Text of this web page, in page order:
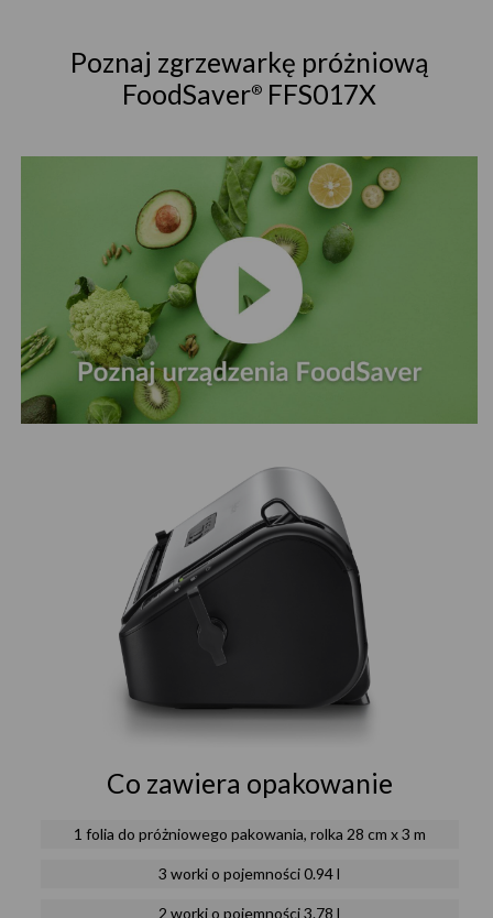
Poznaj zgrzewarkę próżniową
FoodSaver® FFS017X
Co zawiera opakowanie
1 folia do próżniowego pakowania, rolka 28 cm x 3 m
3 worki o pojemności 0.94 l
2 worki o pojemności 3.78 l